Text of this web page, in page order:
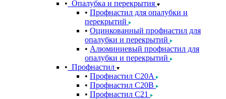
Опалубка и перекрытия
Профнастил для опалубки и
перекрытий
Оцинкованный профнастил для
опалубки и перекрытий
Алюминиевый профнастил для
опалубки и перекрытий
Профнастил
Профнастил С20A
Профнастил С20B
Профнастил С21